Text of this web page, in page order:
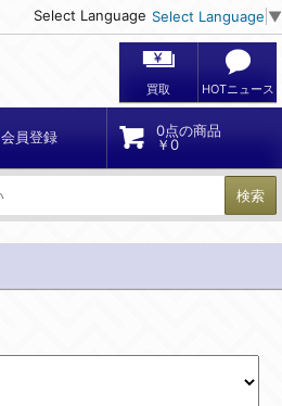
Select Language Select Language ▼
買取 HOTニュース
会員登録
0点の商品
￥0
検索